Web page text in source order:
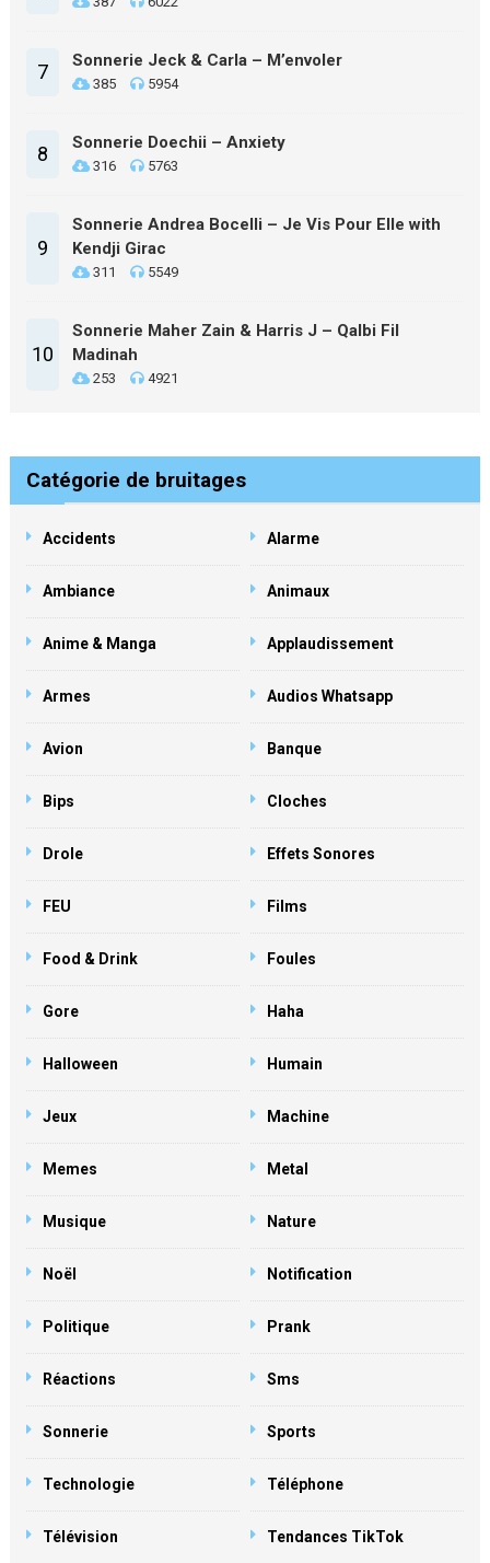
7 Sonnerie Jeck & Carla – M’envoler
385 5954
8 Sonnerie Doechii – Anxiety
316 5763
9
Sonnerie Andrea Bocelli – Je Vis Pour Elle with
Kendji Girac
311 5549
10
Sonnerie Maher Zain & Harris J – Qalbi Fil
Madinah
253 4921
Catégorie de bruitages
Accidents Alarme
Ambiance Animaux
Anime & Manga Applaudissement
Armes Audios Whatsapp
Avion Banque
Bips Cloches
Drole Effets Sonores
FEU Films
Food & Drink Foules
Gore Haha
Halloween Humain
Jeux Machine
Memes Metal
Musique Nature
Noël Notification
Politique Prank
Réactions Sms
Sonnerie Sports
Technologie Téléphone
Télévision Tendances TikTok